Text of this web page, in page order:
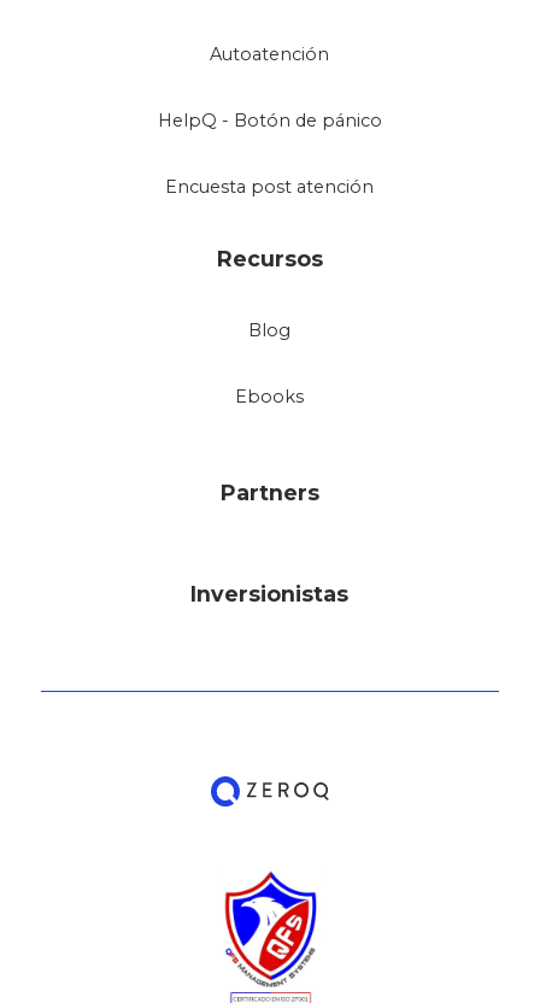
Autoatención
HelpQ - Botón de pánico
Encuesta post atención
Recursos
Blog
Ebooks
Partners
Inversionistas